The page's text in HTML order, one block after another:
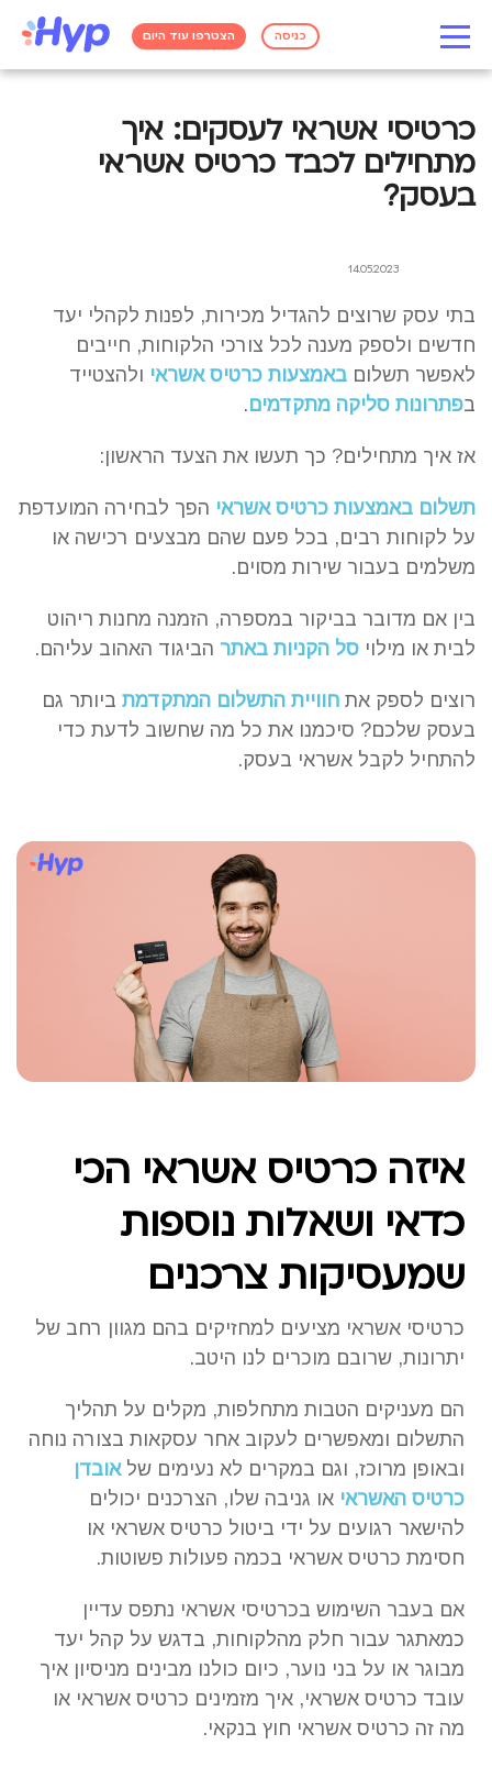
כניסה הצטרפו עוד היום
כרטיסי אשראי לעסקים: איך
מתחילים לכבד כרטיס אשראי
בעסק?
14.05.2023
בתי עסק שרוצים להגדיל מכירות, לפנות לקהלי יעד
חדשים ולספק מענה לכל צורכי הלקוחות, חייבים
לאפשר תשלום באמצעות כרטיס אשראי ולהצטייד
בפתרונות סליקה מתקדמים.
אז איך מתחילים? כך תעשו את הצעד הראשון:
תשלום באמצעות כרטיס אשראי הפך לבחירה המועדפת
על לקוחות רבים, בכל פעם שהם מבצעים רכישה או
משלמים בעבור שירות מסוים.
בין אם מדובר בביקור במספרה, הזמנה מחנות ריהוט
לבית או מילוי סל הקניות באתר הביגוד האהוב עליהם.
רוצים לספק את חוויית התשלום המתקדמת ביותר גם
בעסק שלכם? סיכמנו את כל מה שחשוב לדעת כדי
להתחיל לקבל אשראי בעסק.
איזה כרטיס אשראי הכי
כדאי ושאלות נוספות
שמעסיקות צרכנים
כרטיסי אשראי מציעים למחזיקים בהם מגוון רחב של
יתרונות, שרובם מוכרים לנו היטב.
הם מעניקים הטבות מתחלפות, מקלים על תהליך
התשלום ומאפשרים לעקוב אחר עסקאות בצורה נוחה
ובאופן מרוכז, וגם במקרים לא נעימים שלאובדן
כרטיס האשראי או גניבה שלו, הצרכנים יכולים
להישאר רגועים על ידי ביטול כרטיס אשראי או
חסימת כרטיס אשראי בכמה פעולות פשוטות.
אם בעבר השימוש בכרטיסי אשראי נתפס עדיין
כמאתגר עבור חלק מהלקוחות, בדגש על קהל יעד
מבוגר או על בני נוער, כיום כולנו מבינים מניסיון איך
עובד כרטיס אשראי, איך מזמינים כרטיס אשראי או
מה זה כרטיס אשראי חוץ בנקאי.